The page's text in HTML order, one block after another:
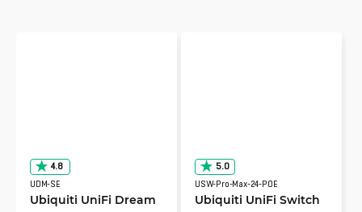
4.8
UDM-SE
Ubiquiti UniFi Dream
5.0
USW-Pro-Max-24-POE
Ubiquiti UniFi Switch